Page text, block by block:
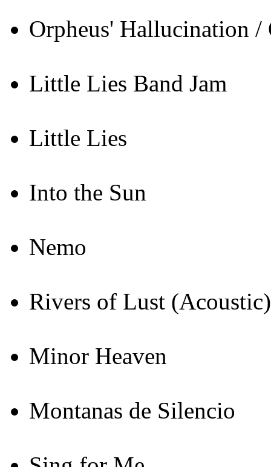
Orpheus' Hallucination
Little Lies Band Jam
Little Lies
Into the Sun
Nemo
Rivers of Lust (Acoustic)
Minor Heaven
Montanas de Silencio